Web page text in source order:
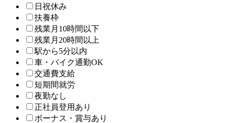
日祝休み
扶養枠
残業月10時間以下
残業月20時間以上
駅から5分以内
車・バイク通勤OK
交通費支給
短期間就労
夜勤なし
正社員登用あり
ボーナス・賞与あり